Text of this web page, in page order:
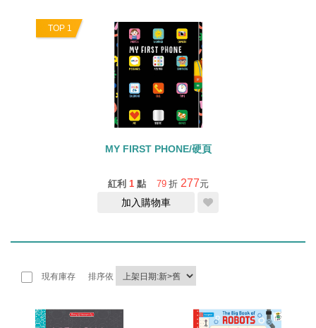
TOP 1
MY FIRST PHONE/硬頁
紅利 1 點 79 折 277元
加入購物車
現有庫存 排序依